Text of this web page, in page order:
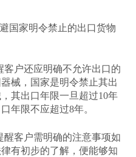
国家明令禁止的出口货物
客户还应明确不允许出口的
械，国家是明令禁止其出
其出口年限一旦超过10年
年限不应超过8年。
醒客户需明确的注意事项如
有初步的了解，便能够知